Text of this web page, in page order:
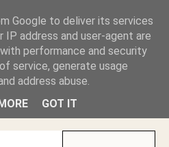
ΤΑ ΣΟΣΙΑΛ ΚΑΙ
ΜΙΚΡΟΕΠΕΝΔΥΤΕΣ
ΚΑΙ ΕΓΚΛΗΜΑ ?
ΚΛΕΠΤΑΙ ΑΠΟ ΤΟ
Google to deliver its services
IP address and user-agent are
performance and security
service, generate usage
address abuse.
GOT IT